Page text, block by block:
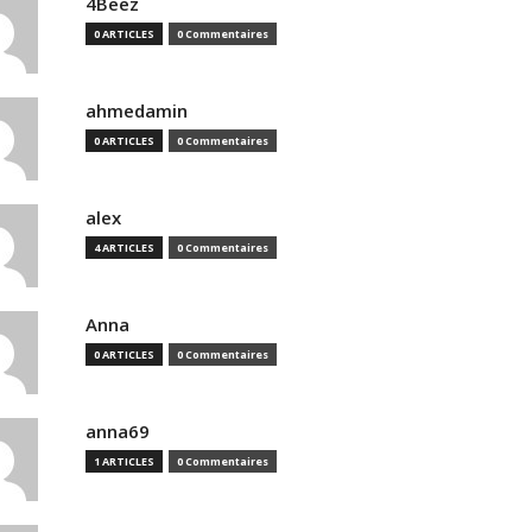
0 ARTICLES 0 Commentaires
ahmedamin
0 ARTICLES 0 Commentaires
alex
4 ARTICLES 0 Commentaires
Anna
0 ARTICLES 0 Commentaires
anna69
1 ARTICLES 0 Commentaires